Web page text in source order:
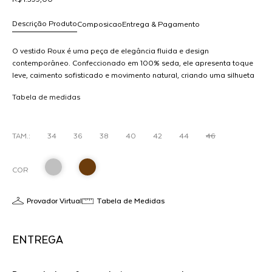
Composicao
Descrição Produto Entrega & Pagamento
O vestido Roux é uma peça de elegância fluida e design
contemporâneo. Confeccionado em 100% seda, ele apresenta toque
leve, caimento sofisticado e movimento natural, criando uma silhueta
informação de moda e profundidade ao design, o vestido valoriza o
vestido Roux transita com facilidade entre ocasiões especiais e
impecável.
Tabela de medidas
TAM.: 34 36 38 40 42 44 46
COR
Provador Virtual Tabela de Medidas
ENTREGA